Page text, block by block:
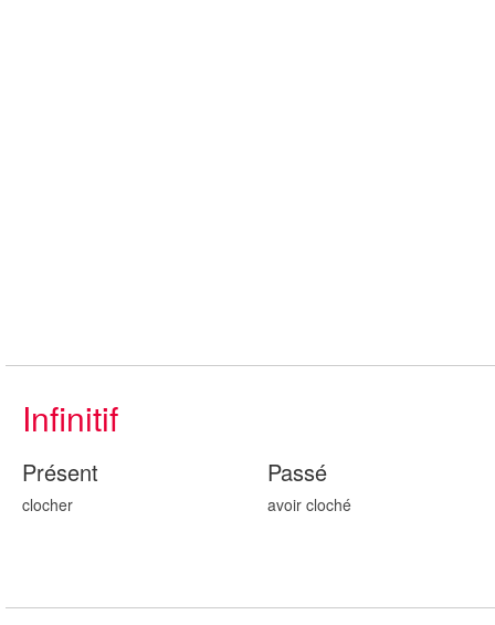
Infinitif
Présent
clocher
Passé
avoir cloché